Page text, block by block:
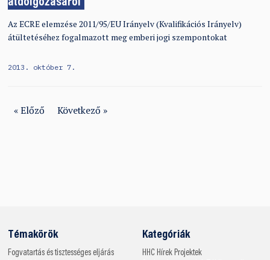
átdolgozásáról
Az ECRE elemzése 2011/95/EU Irányelv (Kvalifikációs Irányelv)
átültetéséhez fogalmazott meg emberi jogi szempontokat
2013. október 7.
« Előző Következő »
Témakörök
Fogvatartás és tisztességes eljárás
Kategóriák
HHC Hírek Projektek